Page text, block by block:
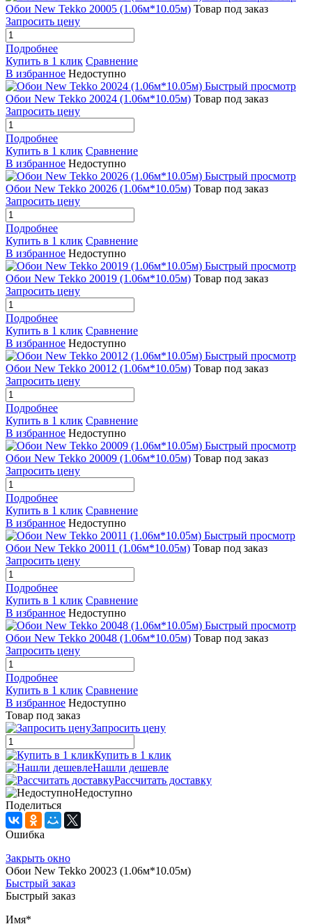
Обои New Tekko 20005 (1.06м*10.05м) Товар под заказ
Запросить цену
Подробнее
Купить в 1 клик Сравнение
В избранное Недоступно
Быстрый просмотр
Обои New Tekko 20024 (1.06м*10.05м) Товар под заказ
Запросить цену
Подробнее
Купить в 1 клик Сравнение
В избранное Недоступно
Быстрый просмотр
Обои New Tekko 20026 (1.06м*10.05м) Товар под заказ
Запросить цену
Подробнее
Купить в 1 клик Сравнение
В избранное Недоступно
Быстрый просмотр
Обои New Tekko 20019 (1.06м*10.05м) Товар под заказ
Запросить цену
Подробнее
Купить в 1 клик Сравнение
В избранное Недоступно
Быстрый просмотр
Обои New Tekko 20012 (1.06м*10.05м) Товар под заказ
Запросить цену
Подробнее
Купить в 1 клик Сравнение
В избранное Недоступно
Быстрый просмотр
Обои New Tekko 20009 (1.06м*10.05м) Товар под заказ
Запросить цену
Подробнее
Купить в 1 клик Сравнение
В избранное Недоступно
Быстрый просмотр
Обои New Tekko 20011 (1.06м*10.05м) Товар под заказ
Запросить цену
Подробнее
Купить в 1 клик Сравнение
В избранное Недоступно
Быстрый просмотр
Обои New Tekko 20048 (1.06м*10.05м) Товар под заказ
Запросить цену
Подробнее
Купить в 1 клик Сравнение
В избранное Недоступно
Товар под заказ
Запросить цену
Купить в 1 клик
Нашли дешевле
Рассчитать доставку
Недоступно
Поделиться
Ошибка
Закрыть окно
Обои New Tekko 20023 (1.06м*10.05м)
Быстрый заказ
Быстрый заказ
Имя*